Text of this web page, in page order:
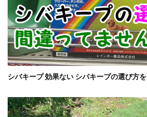
シバキープ 効果ない シバキープの選び方